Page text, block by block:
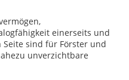
einerseits und
sind für Förster und
unverzichtbare